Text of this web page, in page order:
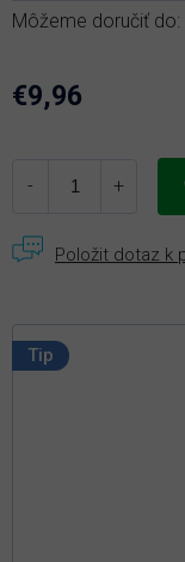
€9,96
Môžeme doručiť do:
Tip